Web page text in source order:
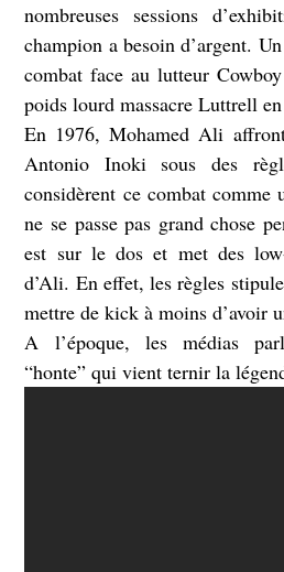
nombreuses sessions
champion a besoin d’argent.
combat face au lutteur
poids lourd massacre Luttrell
En 1976, Mohamed Ali
Antonio Inoki sous des
considèrent ce combat
ne se passe pas grand chose
est sur le dos et met des
d’Ali. En effet, les règles
mettre de kick à moins d’avoir
A l’époque, les médias
“honte” qui vient ternir la